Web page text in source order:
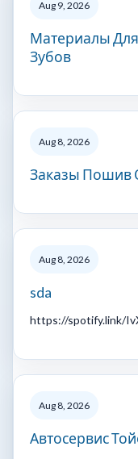
Aug 9, 2026
Материалы
Зубов
Aug 8, 2026
Заказы Пошив
Aug 8, 2026
sda
https://spotify.link/
Aug 8, 2026
Автосервис